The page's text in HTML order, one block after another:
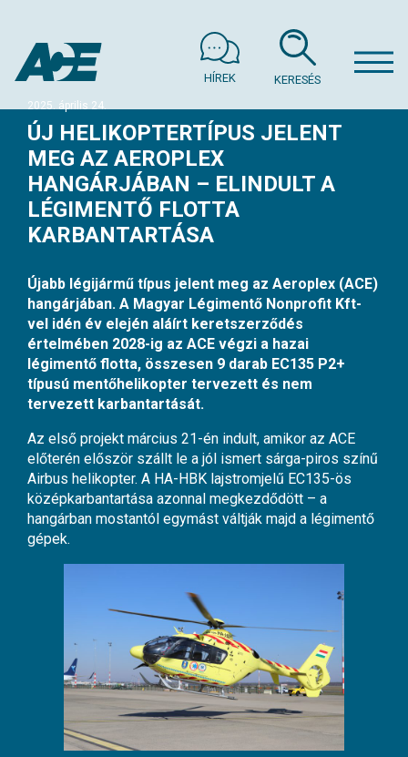
KERESÉS
HÍREK
2025. április 24.
ÚJ HELIKOPTERTÍPUS JELENT
MEG AZ AEROPLEX
HANGÁRJÁBAN – ELINDULT A
LÉGIMENTŐ FLOTTA
KARBANTARTÁSA
Újabb légijármű típus jelent meg az Aeroplex (ACE)
hangárjában. A Magyar Légimentő Nonprofit Kft-
vel idén év elején aláírt keretszerződés
értelmében 2028-ig az ACE végzi a hazai
légimentő flotta, összesen 9 darab EC135 P2+
típusú mentőhelikopter tervezett és nem
tervezett karbantartását.
Az első projekt március 21-én indult, amikor az ACE
előterén először szállt le a jól ismert sárga-piros színű
Airbus helikopter. A HA-HBK lajstromjelű EC135-ös
középkarbantartása azonnal megkezdődött – a
hangárban mostantól egymást váltják majd a légimentő
gépek.